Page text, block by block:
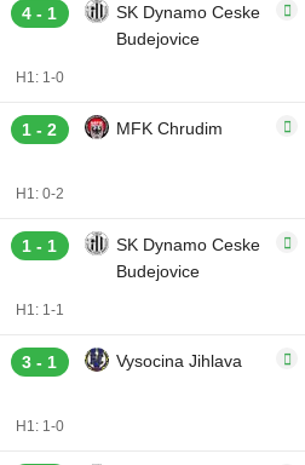
4 - 1
SK Dynamo Ceske
Budejovice
H1: 1-0
1 - 2 MFK Chrudim
H1: 0-2
1 - 1
SK Dynamo Ceske
Budejovice
H1: 1-1
3 - 1 Vysocina Jihlava
H1: 1-0